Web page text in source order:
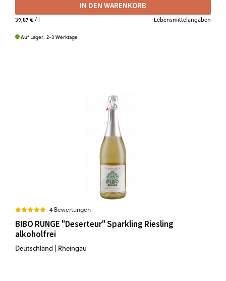
IN DEN WARENKORB
39,87 €/ l Lebensmittelangaben
Auf Lager. 2-3 Werktage
4 Bewertungen
BIBO RUNGE "Deserteur" Sparkling Riesling
alkoholfrei
Deutschland | Rheingau